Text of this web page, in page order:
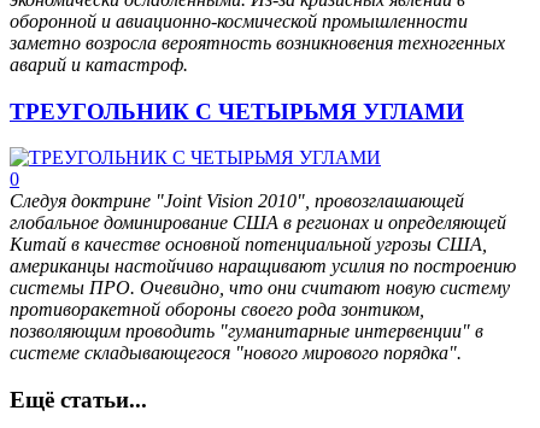
оборонной и авиационно-космической промышленности
заметно возросла вероятность возникновения техногенных
аварий и катастроф.
ТРЕУГОЛЬНИК С ЧЕТЫРЬМЯ УГЛАМИ
0
Следуя доктрине "Joint Vision 2010", провозглашающей
глобальное доминирование США в регионах и определяющей
Китай в качестве основной потенциальной угрозы США,
американцы настойчиво наращивают усилия по построению
системы ПРО. Очевидно, что они считают новую систему
противоракетной обороны своего рода зонтиком,
позволяющим проводить "гуманитарные интервенции" в
системе складывающегося "нового мирового порядка".
Ещё статьи...